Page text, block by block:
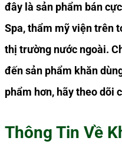
đây là sản phẩm bán
Spa, thẩm mỹ viện trên
thị trường nước ngoài.
đến sản phẩm khăn
phẩm hơn, hãy theo dõi
Thông Tin Về